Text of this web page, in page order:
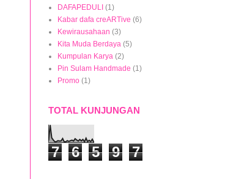
DAFAPEDULI (1)
Kabar dafa creARTive (6)
Kewirausahaan (3)
Kita Muda Berdaya (5)
Kumpulan Karya (2)
Pin Sulam Handmade (1)
Promo (1)
TOTAL KUNJUNGAN
7 6 5 9 7